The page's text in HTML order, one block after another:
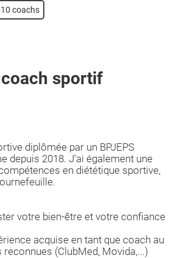
coachs
sportif
diplômée par un BPJEPS
depuis 2018. J'ai également une
en diététique sportive,
votre bien-être et votre confiance
acquise en tant que coach au
(ClubMed, Movida,...)